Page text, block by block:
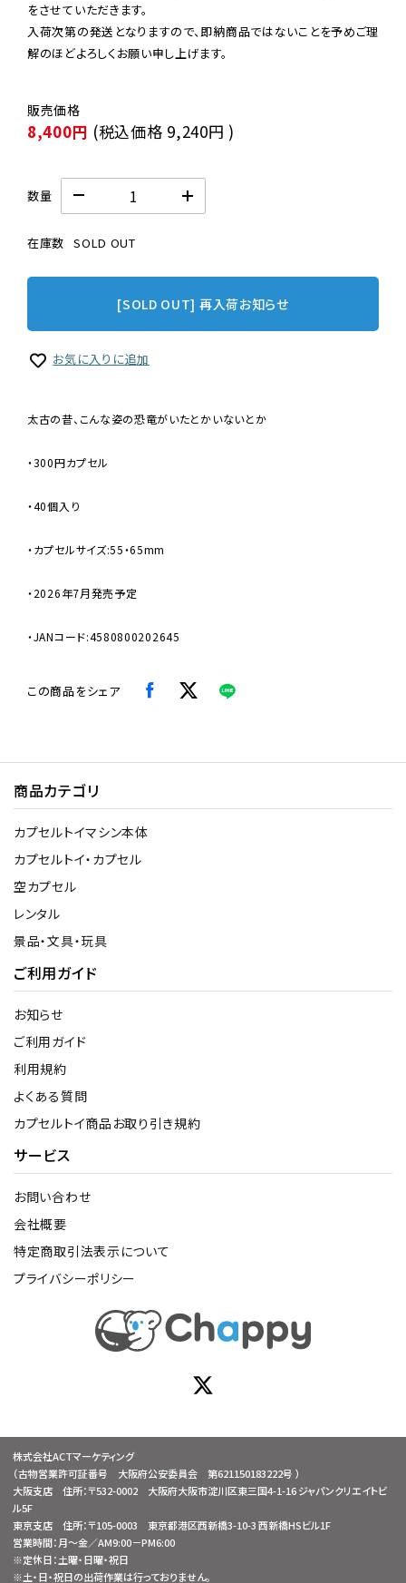
をさせていただきます。
入荷次第の発送となりますので、即納商品ではないことを予めご理
解のほどよろしくお願い申し上げます。
8,400円 (税込価格 9,240円 )
数量
在庫数 SOLD OUT
[SOLD OUT] 再入荷お知らせ
お気に入りに追加
太古の昔、こんな姿の恐竜がいたとかいないとか
・300円カプセル
・40個入り
・カプセルサイズ:55・65mm
・2026年7月発売予定
・JANコード:4580800202645
この商品をシェア
商品カテゴリ
カプセルトイマシン本体
カプセルトイ・カプセル
空カプセル
レンタル
景品・文具・玩具
ご利用ガイド
お知らせ
ご利用ガイド
利用規約
よくある質問
カプセルトイ商品お取り引き規約
サービス
お問い合わせ
会社概要
特定商取引法表示について
プライバシーポリシー
株式会社ACTマーケティング
（古物営業許可証番号 大阪府公安委員会 第621150183222号 ）
大阪支店 住所：〒532-0002 大阪府大阪市淀川区東三国4-1-16 ジャパンクリエイトビ
ル5F
東京支店 住所：〒105-0003 東京都港区西新橋3-10-3 西新橋HSビル1F
営業時間：月～金／AM9:00－PM6:00
※定休日：土曜・日曜・祝日
※土・日・祝日の出荷作業は行っておりません。